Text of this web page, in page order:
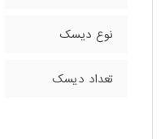
نوع دیسک
تعداد دیسک